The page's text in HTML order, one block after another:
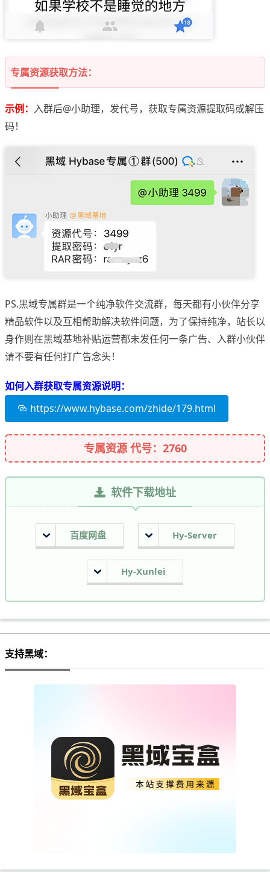
专属资源获取方法：
示例： 入群后@小助理，发代号，获取专属资源提取码或解压
码！
PS.黑域专属群是一个纯净软件交流群，每天都有小伙伴分享
精品软件以及互相帮助解决软件问题，为了保持纯净，站长以
身作则在黑域基地补贴运营都未发任何一条广告、入群小伙伴
请不要有任何打广告念头！
如何入群获取专属资源说明：
https://www.hybase.com/zhide/179.html
专属资源 代号：2760
软件下载地址
百度网盘 Hy-Server
Hy-Xunlei
支持黑域：